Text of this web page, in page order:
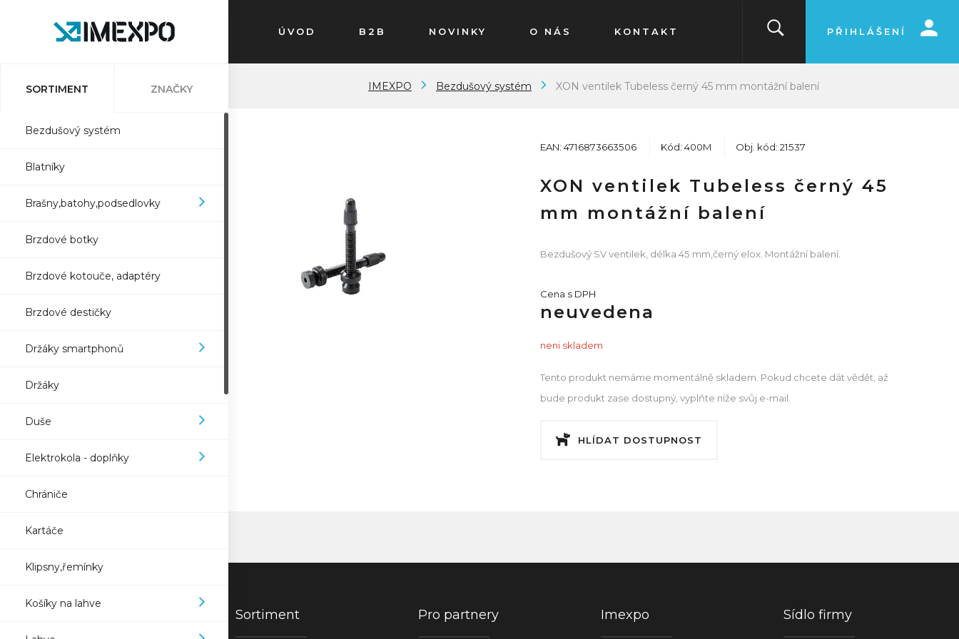
SORTIMENT ZNAČKY
Bezdušový systém
Blatníky
Brašny,batohy,podsedlovky
Brzdové botky
Brzdové kotouče, adaptéry
Brzdové destičky
Držáky smartphonů
Držáky
Duše
Elektrokola - doplňky
Chrániče
Kartáče
Klipsny,řemínky
Košíky na lahve
ÚVOD B2B NOVINKY O NÁS KONTAKT PŘIHLÁŠENÍ
IMEXPO Bezdušový systém XON ventilek Tubeless černý 45 mm montážní balení
EAN: 4716873663506 Kód: 400M Obj. kód: 21537
XON ventilek Tubeless černý 45
mm montážní balení
Bezdušový SV ventilek, délka 45 mm,černý elox. Montážní balení.
Cena s DPH
neuvedena
neni skladem
Tento produkt nemáme momentálně skladem. Pokud chcete dát vědět, až
bude produkt zase dostupný, vyplňte níže svůj e-mail.
HLÍDAT DOSTUPNOST
Sortiment Pro partnery Imexpo Sídlo firmy